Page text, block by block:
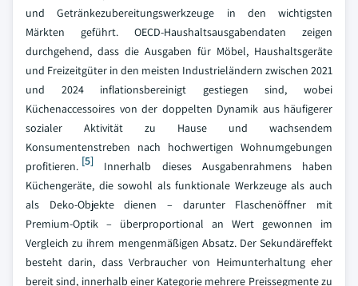
und Getränkezubereitungswerkzeuge in den wichtigsten
Märkten geführt. OECD-Haushaltsausgabendaten zeigen
durchgehend, dass die Ausgaben für Möbel, Haushaltsgeräte
und Freizeitgüter in den meisten Industrieländern zwischen 2021
und 2024 inflationsbereinigt gestiegen sind, wobei
Küchenaccessoires von der doppelten Dynamik aus häufigerer
sozialer Aktivität zu Hause und wachsendem
Konsumentenstreben nach hochwertigen Wohnumgebungen
profitieren. [5] Innerhalb dieses Ausgabenrahmens haben
Küchengeräte, die sowohl als funktionale Werkzeuge als auch
als Deko-Objekte dienen – darunter Flaschenöffner mit
Premium-Optik – überproportional an Wert gewonnen im
Vergleich zu ihrem mengenmäßigen Absatz. Der Sekundäreffekt
besteht darin, dass Verbraucher von Heimunterhaltung eher
bereit sind, innerhalb einer Kategorie mehrere Preissegmente zu